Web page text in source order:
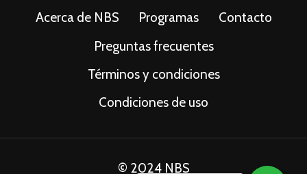
ERA
DIGITAL
Acerca de NBS Programas
Contacto
Preguntas frecuentes
Términos y condiciones
Condiciones de uso
© 2024 NBS